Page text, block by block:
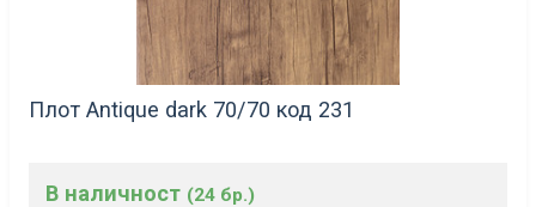
Плот Antique dark 70/70 код 231
В наличност (24 бр.)